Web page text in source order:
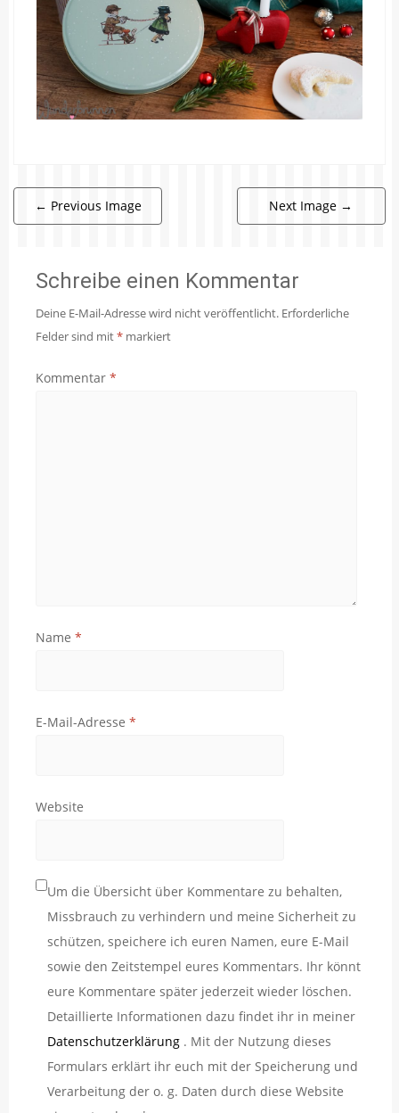
← Previous Image Next Image →
Schreibe einen Kommentar
Deine E-Mail-Adresse wird nicht veröffentlicht. Erforderliche
Felder sind mit* markiert
Kommentar *
Name *
E-Mail-Adresse *
Website
Um die Übersicht über Kommentare zu behalten,
Missbrauch zu verhindern und meine Sicherheit zu
schützen, speichere ich euren Namen, eure E-Mail
sowie den Zeitstempel eures Kommentars. Ihr könnt
eure Kommentare später jederzeit wieder löschen.
Detaillierte Informationen dazu findet ihr in meiner
Datenschutzerklärung . Mit der Nutzung dieses
Formulars erklärt ihr euch mit der Speicherung und
Verarbeitung der o. g. Daten durch diese Website